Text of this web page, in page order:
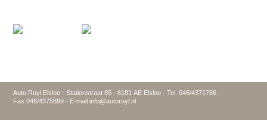
Auto Ruyl Elsloo - Stationstraat 85 - 6181 AE Elsloo - Tel. 046/4371766 -
Fax 046/4375899 - E-mail info@autoruyl.nl